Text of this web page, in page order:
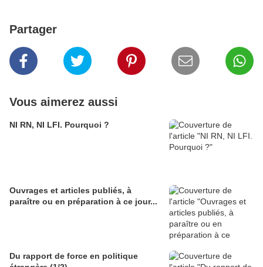
Partager
Vous aimerez aussi
NI RN, NI LFI. Pourquoi ?
Ouvrages et articles publiés, à
paraître ou en préparation à ce jour...
Du rapport de force en politique